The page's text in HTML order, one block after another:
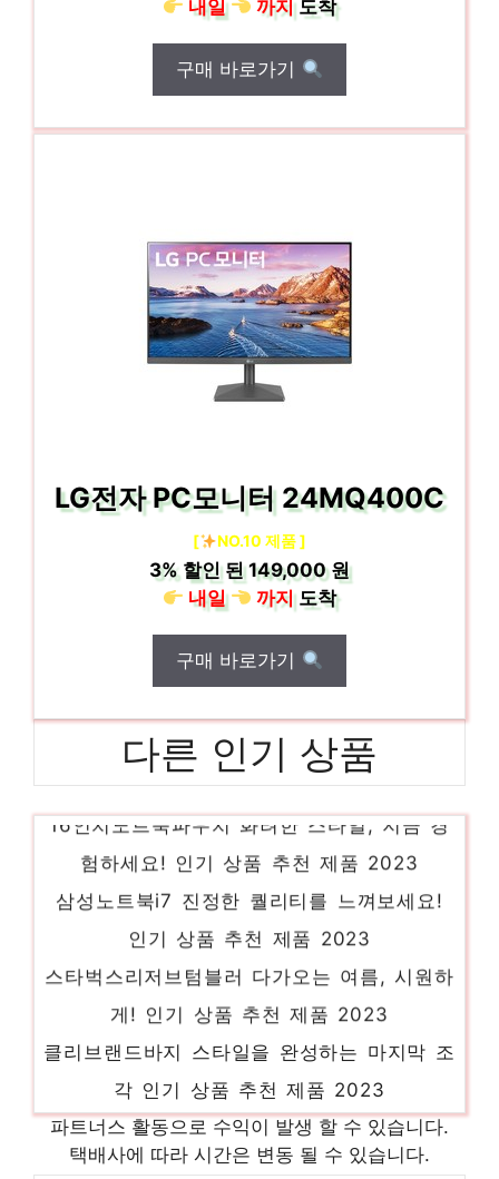
내일 까지도착
구매 바로가기
LG전자 PC모니터 24MQ400C
[ NO.10 제품 ]
3%할인 된149,000 원
내일
까지도착
구매 바로가기
다른 인기 상품
16인치노트북파우치 화려한 스타일, 지금 경
험하세요! 인기 상품 추천 제품 2023
삼성노트북i7 진정한 퀄리티를 느껴보세요!
인기 상품 추천 제품 2023
스타벅스리저브텀블러 다가오는 여름, 시원하
게! 인기 상품 추천 제품 2023
클리브랜드바지 스타일을 완성하는 마지막 조
각 인기 상품 추천 제품 2023
식기세척기스탠딩 절대 후회하지 않을 최고의
선택 인기 상품 추천 제품 2023
파트너스 활동으로 수익이 발생 할 수 있습니다.
택배사에 따라 시간은 변동 될 수 있습니다.